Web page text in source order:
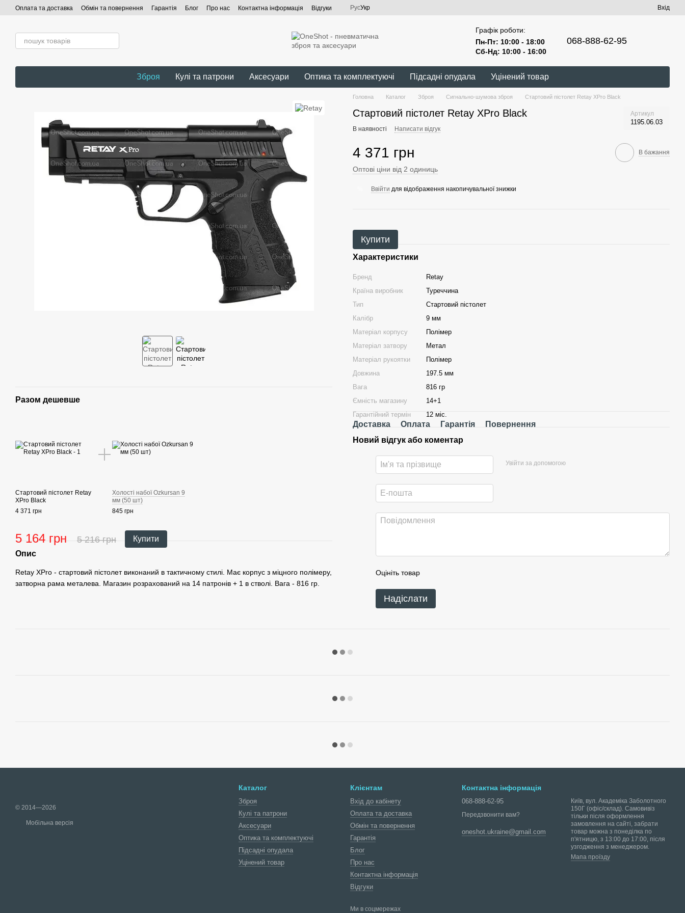
Перейти до основного контенту
Оплата та доставка Обмін та повернення Гарантія Блог Про нас Контактна інформація Відгуки РусУкр Вхід
Графік роботи:
Пн-Пт: 10:00 - 18:00
Сб-Нд: 10:00 - 16:00
068-888-62-95
Зброя Кулі та патрони Аксесуари Оптика та комплектуючі Підсадні опудала Уцінений товар
Разом дешевше
Стартовий пістолет Retay
XPro Black
4 371 грн
Холості набої Ozkursan 9
мм (50 шт)
845 грн
5 164 грн 5 216 грн
Купити
Опис
Retay XPro - стартовий пістолет виконаний в тактичному стилі. Має корпус з міцного полімеру,
затворна рама металева. Магазин розрахований на 14 патронів + 1 в стволі. Вага - 816 гр.
Головна Каталог Зброя Сигнально-шумова зброя Стартовий пістолет Retay XPro Black
Стартовий пістолет Retay XPro Black Артикул
1195.06.03
В наявності Написати відгук
4 371 грн В бажання
Оптові ціни від 2 одиниць
Ввійти для відображення накопичувальної знижки
Купити
Характеристики
Бренд
Retay
Країна виробник
Туреччина
Тип
Стартовий пістолет
Калібр
9 мм
Матеріал корпусу
Полімер
Матеріал затвору
Метал
Матеріал рукоятки
Полімер
Довжина
197.5 мм
Вага
816 гр
Ємність магазину
14+1
Гарантійний термін
12 міс.
Доставка Оплата Гарантія
Повернення
Новий відгук або коментар
Увійти за допомогою
Оцініть товар
Надіслати
© 2014—2026
Мобільна версія
Каталог
Зброя
Кулі та патрони
Аксесуари
Оптика та комплектуючі
Підсадні опудала
Уцінений товар
Клієнтам
Вхід до кабінету
Оплата та доставка
Обмін та повернення
Гарантія
Блог
Про нас
Контактна інформація
Відгуки
Ми в соцмережах
Контактна інформація
068-888-62-95
Передзвонити вам?
oneshot.ukraine@gmail.com
Київ, вул. Академіка Заболотного
150Г (офіс/склад). Самовивіз
тільки після оформлення
замовлення на сайті, забрати
товар можна з понеділка по
п'ятницю, з 13:00 до 17:00, після
узгодження з менеджером.
Мапа проїзду